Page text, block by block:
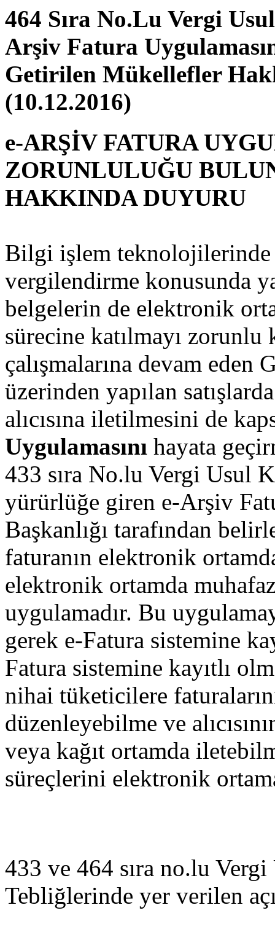
464 Sıra No.Lu Vergi
Arşiv Fatura
Getirilen Mükellefler
(10.12.2016)
e-ARŞİV FATURA
ZORUNLULUĞU
HAKKINDA DUYURU
Bilgi işlem teknolojilerinde
vergilendirme konusunda
belgelerin de elektronik
sürecine katılmayı zorunlu
çalışmalarına devam eden
üzerinden yapılan
alıcısına iletilmesini de
Uygulamasını hayata
433 sıra No.lu Vergi Usul
yürürlüğe giren e-Arşiv
Başkanlığı tarafından
faturanın elektronik
elektronik ortamda
uygulamadır. Bu
gerek e-Fatura sistemine
Fatura sistemine kayıtlı
nihai tüketicilere
düzenleyebilme ve
veya kağıt ortamda
süreçlerini elektronik
433 ve 464 sıra no.lu
Tebliğlerinde yer verilen